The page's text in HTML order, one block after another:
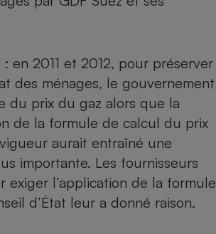
en 2011 et 2012, pour préserver
des ménages, le gouvernement
du prix du gaz alors que la
de la formule de calcul du prix
aurait entraîné une
importante. Les fournisseurs
exiger l’application de la formule
d’État leur a donné raison.
Plaque de cuisson à
induction
Téléphone mobile -
Smartphone
Climatiseur -
Ventilateur